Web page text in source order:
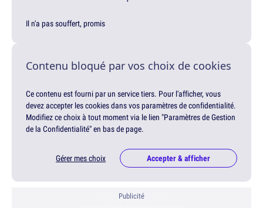
Il n'a pas souffert, promis
Contenu bloqué par vos choix de cookies
Ce contenu est fourni par un service tiers. Pour l'afficher, vous
devez accepter les cookies dans vos paramètres de confidentialité.
Modifiez ce choix à tout moment via le lien "Paramètres de Gestion
de la Confidentialité" en bas de page.
Gérer mes choix Accepter & afficher
Publicité